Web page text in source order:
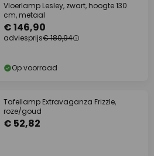
Vloerlamp Lesley, zwart, hoogte 130
cm, metaal
€ 146,90
adviesprijs€ 180,94
Op voorraad
Tafellamp Extravaganza Frizzle,
roze/goud
€ 52,82